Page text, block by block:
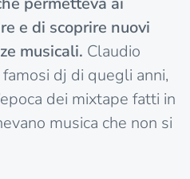
e di scoprire nuovi
musicali. Claudio
dj di quegli anni,
dei mixtape fatti in
musica che non si